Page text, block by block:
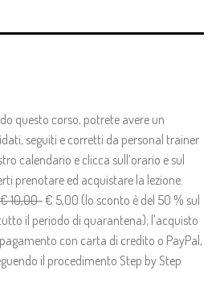
questo corso, potrete avere un
seguiti e corretti da personal trainer
calendario e clicca sull’orario e sul
prenotare ed acquistare la lezione.
€ 10,00€ 5,00 (lo sconto è del 50 % sul
il periodo di quarantena); l’acquisto
con carta di credito o PayPal,
il procedimento Step by Step